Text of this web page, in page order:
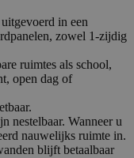
in een
zowel 1-zijdig
ruimtes als school,
open dag of
nestelbaar. Wanneer u
nauwelijks ruimte in.
blijft betaalbaar